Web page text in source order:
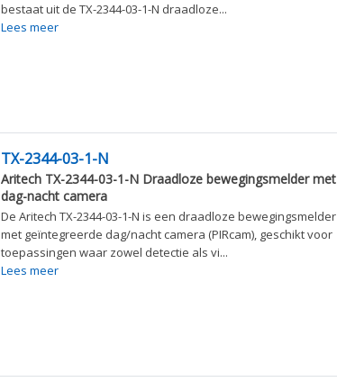
bestaat uit de TX-2344-03-1-N draadloze...
Lees meer
TX-2344-03-1-N
Aritech TX-2344-03-1-N Draadloze bewegingsmelder met
dag-nacht camera
De Aritech TX-2344-03-1-N is een draadloze bewegingsmelder
met geïntegreerde dag/nacht camera (PIRcam), geschikt voor
toepassingen waar zowel detectie als vi...
Lees meer